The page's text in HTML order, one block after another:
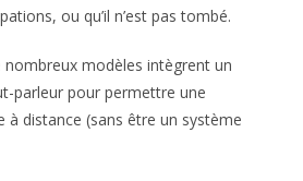
ou qu’il n’est pas tombé.
nombreux modèles intègrent un
parleur pour permettre une
à distance (sans être un système